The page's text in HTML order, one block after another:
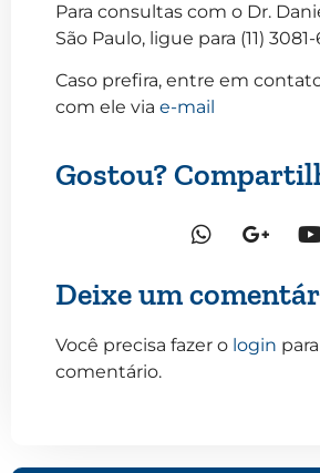
Para consultas com o Dr.
São Paulo, ligue para (11) 3081-
Caso prefira, entre em
com ele via e-mail
Gostou?
Deixe um
Você precisa fazer o login
comentário.